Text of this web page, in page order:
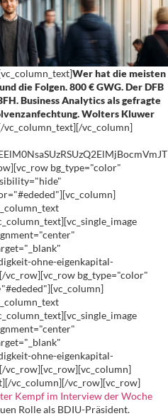
Wer hat die meisten
die Folgen. 800 € GWG. Der DFB
Business Analytics als gefragte
Wolters Kluwer
vc_column_text][/vc_column]
bg_type="color"
ohne-eigenkapital-
vc_row][vc_row bg_type="color"
ohne-eigenkapital-
vc_row][vc_row][vc_column]
vc_column][/vc_row][vc_row]
Kempf im Interview der Woche
Rolle als BDIU-Präsident.